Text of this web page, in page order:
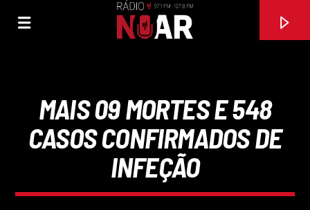
MAIS 09 MORTES E 548
CASOS CONFIRMADOS DE
INFEÇÃO